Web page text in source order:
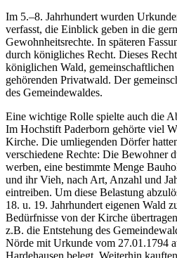
Im 5.–8. Jahrhundert wurden
verfasst, die Einblick geben in die
Gewohnheitsrechte. In späteren
durch königliches Recht. Dieses
königlichen Wald,
gehörenden Privatwald. Der
des Gemeindewaldes.
Eine wichtige Rolle spielte auch die
Im Hochstift Paderborn gehörte viel
Kirche. Die umliegenden Dörfer
verschiedene Rechte: Die Bewohner
werben, eine bestimmte Menge
und ihr Vieh, nach Art, Anzahl und
eintreiben. Um diese Belastung
18. u. 19. Jahrhundert eigenen Wald
Bedürfnisse von der Kirche
z.B. die Entstehung des
Nörde mit Urkunde vom 27.01.1794